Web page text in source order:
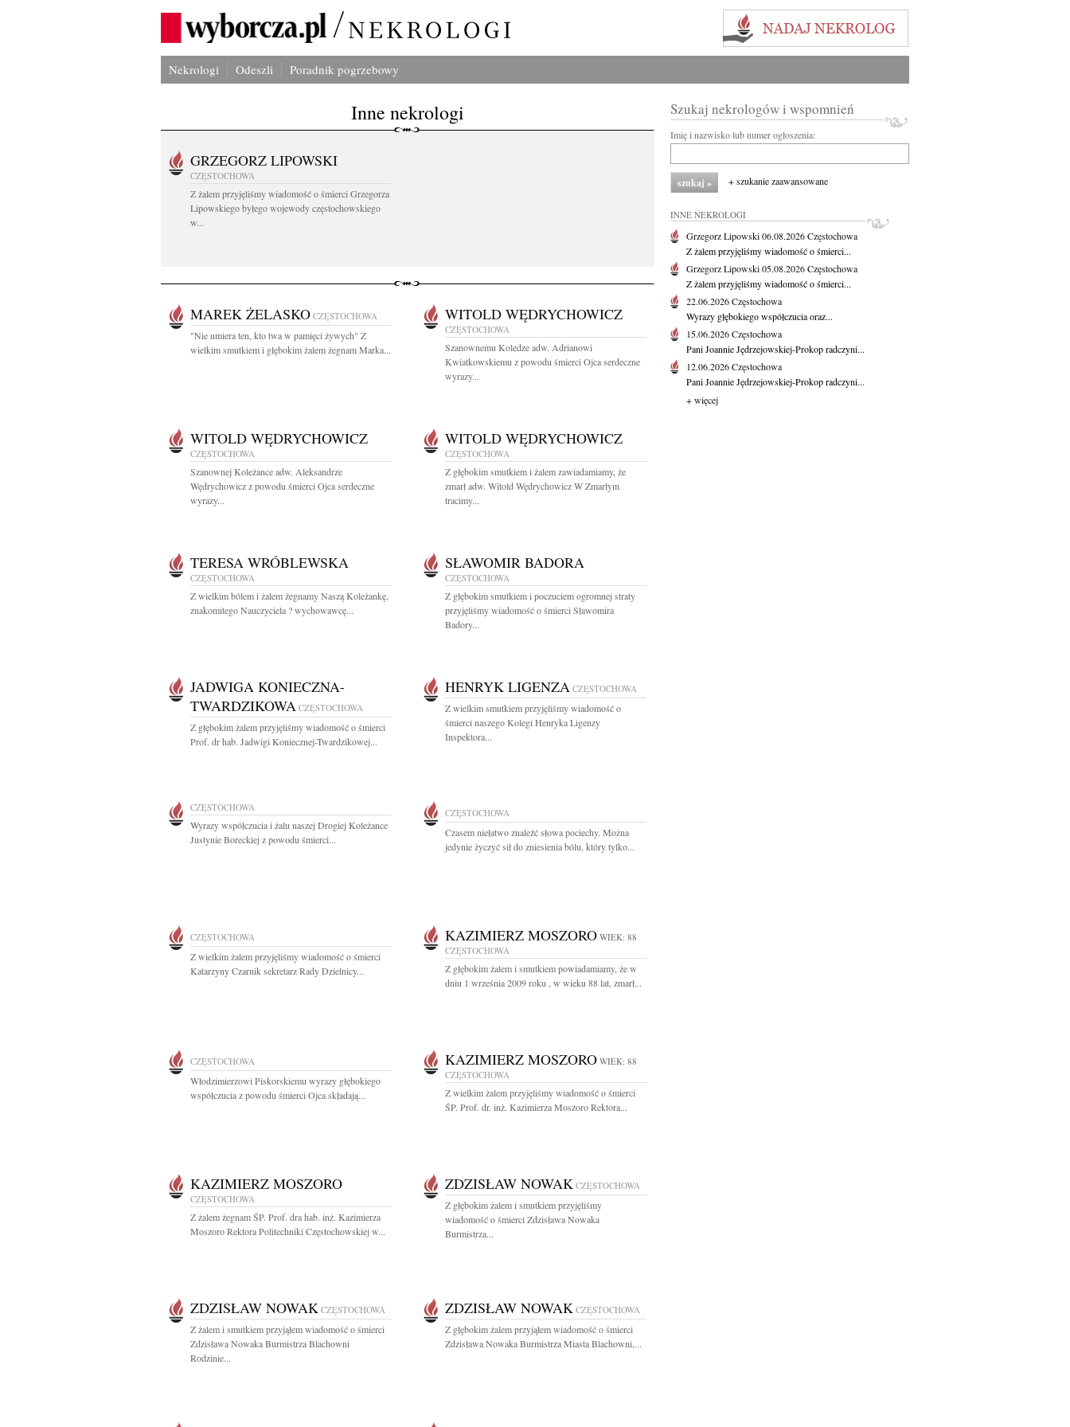
Nekrologi Odeszli Poradnik pogrzebowy
Inne nekrologi
GRZEGORZ LIPOWSKI
CZĘSTOCHOWA
Z żalem przyjęliśmy wiadomość o śmierci Grzegorza
Lipowskiego byłego wojewody częstochowskiego
w...
MAREK ŻELASKO CZĘSTOCHOWA
"Nie umiera ten, kto twa w pamięci żywych" Z
wielkim smutkiem i głębokim żalem żegnam Marka...
WITOLD WĘDRYCHOWICZ
CZĘSTOCHOWA
Szanownemu Koledze adw. Adrianowi
Kwiatkowskiemu z powodu śmierci Ojca serdeczne
wyrazy...
WITOLD WĘDRYCHOWICZ
CZĘSTOCHOWA
Szanownej Koleżance adw. Aleksandrze
Wędrychowicz z powodu śmierci Ojca serdeczne
wyrazy...
WITOLD WĘDRYCHOWICZ
CZĘSTOCHOWA
Z głębokim smutkiem i żalem zawiadamiamy, że
zmarł adw. Witold Wędrychowicz W Zmarłym
tracimy...
TERESA WRÓBLEWSKA
CZĘSTOCHOWA
Z wielkim bólem i żalem żegnamy Naszą Koleżankę,
znakomitego Nauczyciela ? wychowawcę...
SŁAWOMIR BADORA
CZĘSTOCHOWA
Z głębokim smutkiem i poczuciem ogromnej straty
przyjęliśmy wiadomość o śmierci Sławomira
Badory...
JADWIGA KONIECZNA-
TWARDZIKOWA CZĘSTOCHOWA
Z głębokim żalem przyjęliśmy wiadomość o śmierci
Prof. dr hab. Jadwigi Koniecznej-Twardzikowej...
HENRYK LIGENZA CZĘSTOCHOWA
Z wielkim smutkiem przyjęliśmy wiadomość o
śmierci naszego Kolegi Henryka Ligenzy
Inspektora...
CZĘSTOCHOWA
Wyrazy współczucia i żalu naszej Drogiej Koleżance
Justynie Boreckiej z powodu śmierci...
CZĘSTOCHOWA
Czasem niełatwo znaleźć słowa pociechy. Można
jedynie życzyć sił do zniesienia bólu, który tylko...
CZĘSTOCHOWA
Z wielkim żalem przyjęliśmy wiadomość o śmierci
Katarzyny Czarnik sekretarz Rady Dzielnicy...
KAZIMIERZ MOSZORO WIEK: 88
CZĘSTOCHOWA
Z głębokim żalem i smutkiem powiadamiamy, że w
dniu 1 września 2009 roku , w wieku 88 lat, zmarł...
CZĘSTOCHOWA
Włodzimierzowi Piskorskiemu wyrazy głębokiego
współczucia z powodu śmierci Ojca składają...
KAZIMIERZ MOSZORO WIEK: 88
CZĘSTOCHOWA
Z wielkim żalem przyjęliśmy wiadomość o śmierci
ŚP. Prof. dr. inż. Kazimierza Moszoro Rektora...
KAZIMIERZ MOSZORO
CZĘSTOCHOWA
Z żalem żegnam ŚP. Prof. dra hab. inż. Kazimierza
Moszoro Rektora Politechniki Częstochowskiej w...
ZDZISŁAW NOWAK CZĘSTOCHOWA
Z głębokim żalem i smutkiem przyjęliśmy
wiadomość o śmierci Zdzisława Nowaka
Burmistrza...
ZDZISŁAW NOWAK CZĘSTOCHOWA
Z żalem i smutkiem przyjąłem wiadomość o śmierci
Zdzisława Nowaka Burmistrza Blachowni
Rodzinie...
ZDZISŁAW NOWAK CZĘSTOCHOWA
Z głębokim żalem przyjąłem wiadomość o śmierci
Zdzisława Nowaka Burmistrza Miasta Blachowni,...
Szukaj nekrologów i wspomnień
Imię i nazwisko lub numer ogłoszenia:
+ szukanie zaawansowane
INNE NEKROLOGI
Grzegorz Lipowski06.08.2026Częstochowa
Z żalem przyjęliśmy wiadomość o śmierci...
Grzegorz Lipowski05.08.2026Częstochowa
Z żalem przyjęliśmy wiadomość o śmierci...
22.06.2026Częstochowa
Wyrazy głębokiego współczucia oraz...
15.06.2026Częstochowa
Pani Joannie Jędrzejowskiej-Prokop radczyni...
12.06.2026Częstochowa
Pani Joannie Jędrzejowskiej-Prokop radczyni...
+ więcej